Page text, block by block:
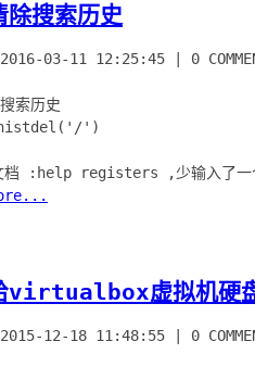
搜索历史
2016-03-11 12:25:45 0
索历史
')
virtualbox虚拟机硬
2015-12-18 11:48:55 0